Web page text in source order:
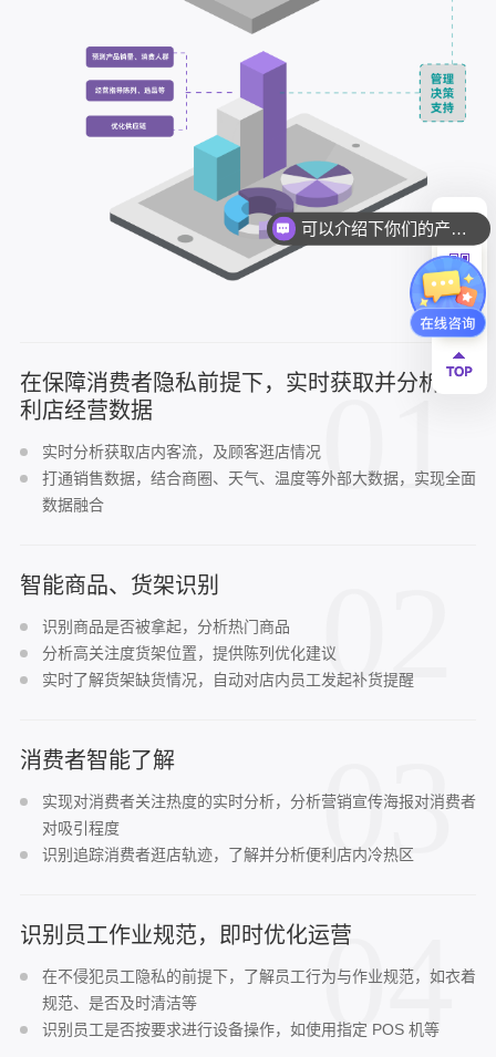
01
在保障消费者隐私前提下，实时获取并分析便
利店经营数据
实时分析获取店内客流，及顾客逛店情况
打通销售数据，结合商圈、天气、温度等外部大数据，实现全面
数据融合
02
智能商品、货架识别
识别商品是否被拿起，分析热门商品
分析高关注度货架位置，提供陈列优化建议
实时了解货架缺货情况，自动对店内员工发起补货提醒
03
消费者智能了解
实现对消费者关注热度的实时分析，分析营销宣传海报对消费者
对吸引程度
识别追踪消费者逛店轨迹，了解并分析便利店内冷热区
04
识别员工作业规范，即时优化运营
在不侵犯员工隐私的前提下，了解员工行为与作业规范，如衣着
规范、是否及时清洁等
识别员工是否按要求进行设备操作，如使用指定 POS 机等
可以介绍下你们的产品么